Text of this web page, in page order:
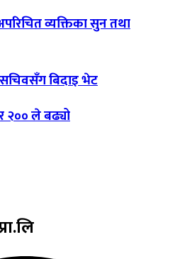
व्यक्तिका सुन तथा
सचिवसँग बिदाइ भेट
२०० ले बढ्यो